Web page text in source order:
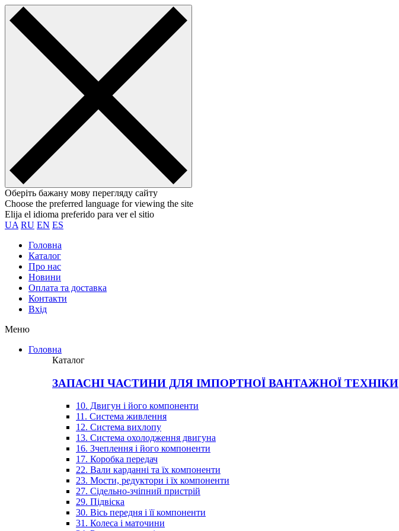
Оберіть бажану мову перегляду сайту
Choose the preferred language for viewing the site
Elija el idioma preferido para ver el sitio
UA RU EN ES
Головна
Каталог
Про нас
Новини
Оплата та доставка
Контакти
Вхiд
Меню
Головна
Каталог
ЗАПАСНІ ЧАСТИНИ ДЛЯ ІМПОРТНОЇ ВАНТАЖНОЇ ТЕХНІКИ
10. Двигун і його компоненти
11. Система живлення
12. Система вихлопу
13. Система охолодження двигуна
16. Зчеплення і його компоненти
17. Коробка передач
22. Вали карданні та їх компоненти
23. Мости, редуктори і їх компоненти
27. Сідельно-зчіпний пристрій
29. Підвіска
30. Вісь передня і її компоненти
31. Колеса і маточини